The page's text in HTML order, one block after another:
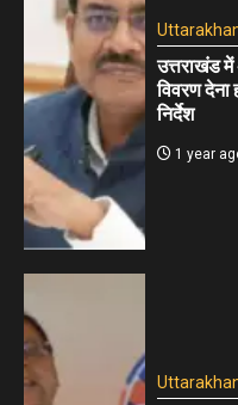
उत्तराखंड में
विवरण देना
निर्देश
1 year